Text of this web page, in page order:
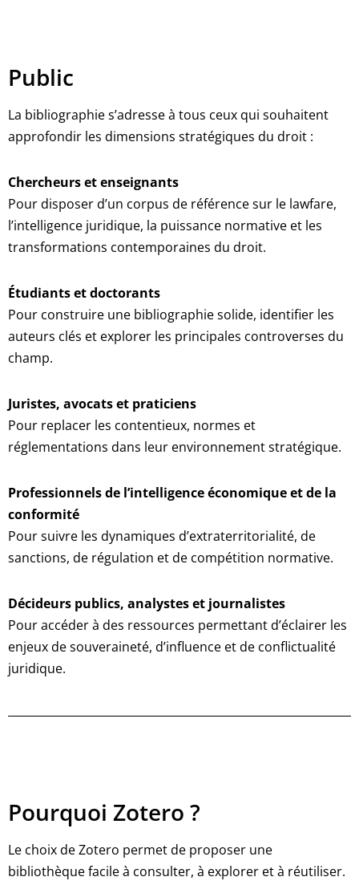
Public
La bibliographie s’adresse à tous ceux qui souhaitent
approfondir les dimensions stratégiques du droit :
Chercheurs et enseignants
Pour disposer d’un corpus de référence sur le lawfare,
l’intelligence juridique, la puissance normative et les
transformations contemporaines du droit.
Étudiants et doctorants
Pour construire une bibliographie solide, identifier les
auteurs clés et explorer les principales controverses du
champ.
Juristes, avocats et praticiens
Pour replacer les contentieux, normes et
réglementations dans leur environnement stratégique.
Professionnels de l’intelligence économique et de la
conformité
Pour suivre les dynamiques d’extraterritorialité, de
sanctions, de régulation et de compétition normative.
Décideurs publics, analystes et journalistes
Pour accéder à des ressources permettant d’éclairer les
enjeux de souveraineté, d’influence et de conflictualité
juridique.
Pourquoi Zotero ?
Le choix de Zotero permet de proposer une
bibliothèque facile à consulter, à explorer et à réutiliser.